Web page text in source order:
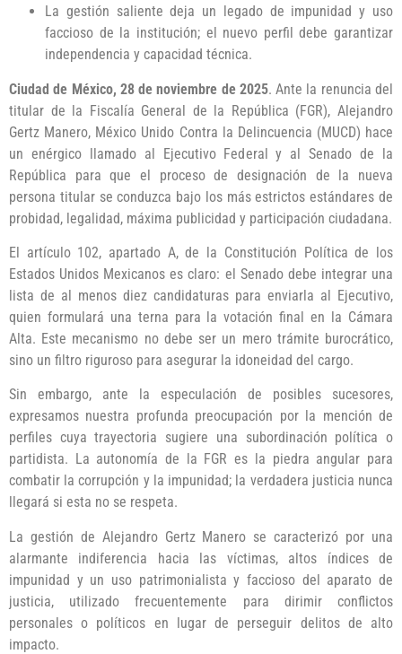
La gestión saliente deja un legado de impunidad y uso
faccioso de la institución; el nuevo perfil debe garantizar
independencia y capacidad técnica.
Ciudad de México, 28 de noviembre de 2025. Ante la renuncia del
titular de la Fiscalía General de la República (FGR), Alejandro
Gertz Manero, México Unido Contra la Delincuencia (MUCD) hace
un enérgico llamado al Ejecutivo Federal y al Senado de la
República para que el proceso de designación de la nueva
persona titular se conduzca bajo los más estrictos estándares de
probidad, legalidad, máxima publicidad y participación ciudadana.
El artículo 102, apartado A, de la Constitución Política de los
Estados Unidos Mexicanos es claro: el Senado debe integrar una
lista de al menos diez candidaturas para enviarla al Ejecutivo,
quien formulará una terna para la votación final en la Cámara
Alta. Este mecanismo no debe ser un mero trámite burocrático,
sino un filtro riguroso para asegurar la idoneidad del cargo.
Sin embargo, ante la especulación de posibles sucesores,
expresamos nuestra profunda preocupación por la mención de
perfiles cuya trayectoria sugiere una subordinación política o
partidista. La autonomía de la FGR es la piedra angular para
combatir la corrupción y la impunidad; la verdadera justicia nunca
llegará si esta no se respeta.
La gestión de Alejandro Gertz Manero se caracterizó por una
alarmante indiferencia hacia las víctimas, altos índices de
impunidad y un uso patrimonialista y faccioso del aparato de
justicia, utilizado frecuentemente para dirimir conflictos
personales o políticos en lugar de perseguir delitos de alto
impacto.